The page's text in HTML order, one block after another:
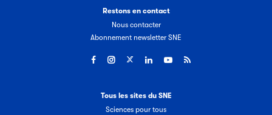
Restons en contact
Nous contacter
Abonnement newsletter SNE
Tous les sites du SNE
Sciences pour tous